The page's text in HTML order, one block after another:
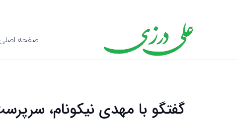
صفحه
گفتگو با مهدی نیکونام،